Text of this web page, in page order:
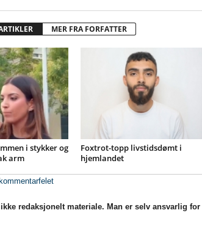
MER FRA FORFATTER
i stykker og
arm
Foxtrot-topp livstidsdømt i
hjemlandet
redaksjonelt materiale. Man er selv ansvarlig